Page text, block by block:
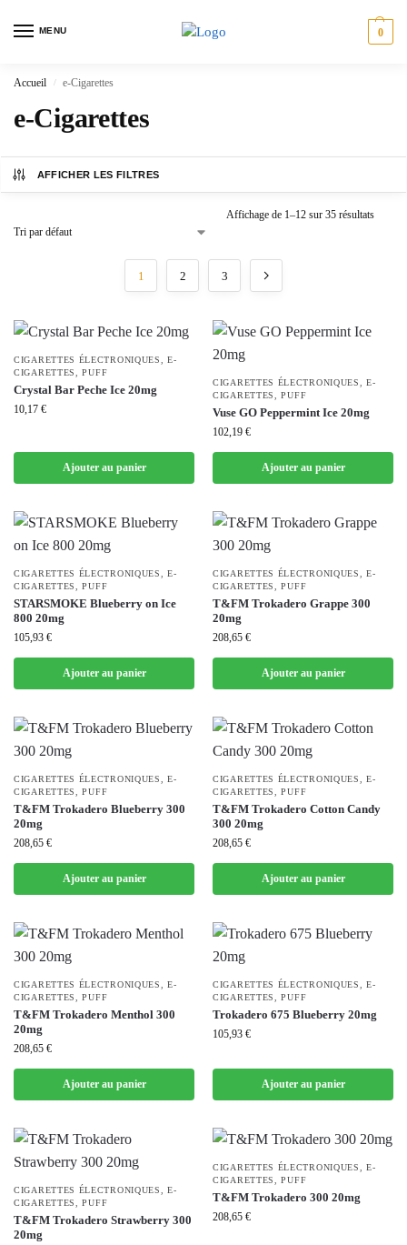
MENU 0
Accueil / e-Cigarettes
e-Cigarettes
AFFICHER LES FILTRES
Affichage de 1–12 sur 35 résultats
1 2 3
CIGARETTES ÉLECTRONIQUES ,E-
CIGARETTES
,PUFF
Crystal Bar Peche Ice 20mg
10,17 €
Ajouter au panier
CIGARETTES ÉLECTRONIQUES ,E-
CIGARETTES
,PUFF
Vuse GO Peppermint Ice 20mg
102,19 €
Ajouter au panier
CIGARETTES ÉLECTRONIQUES ,E-
CIGARETTES
,PUFF
STARSMOKE Blueberry on Ice
800 20mg
105,93 €
Ajouter au panier
CIGARETTES ÉLECTRONIQUES ,E-
CIGARETTES
,PUFF
T&FM Trokadero Grappe 300
20mg
208,65 €
Ajouter au panier
CIGARETTES ÉLECTRONIQUES ,E-
CIGARETTES
,PUFF
T&FM Trokadero Blueberry 300
20mg
208,65 €
Ajouter au panier
CIGARETTES ÉLECTRONIQUES ,E-
CIGARETTES
,PUFF
T&FM Trokadero Cotton Candy
300 20mg
208,65 €
Ajouter au panier
CIGARETTES ÉLECTRONIQUES ,E-
CIGARETTES
,PUFF
T&FM Trokadero Menthol 300
20mg
208,65 €
Ajouter au panier
CIGARETTES ÉLECTRONIQUES ,E-
CIGARETTES
,PUFF
Trokadero 675 Blueberry 20mg
105,93 €
Ajouter au panier
CIGARETTES ÉLECTRONIQUES ,E-
CIGARETTES
,PUFF
T&FM Trokadero Strawberry 300
20mg
CIGARETTES ÉLECTRONIQUES ,E-
CIGARETTES
,PUFF
T&FM Trokadero 300 20mg
208,65 €